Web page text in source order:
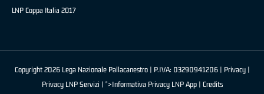
LNP Coppa Italia 2017
Copyright 2026 Lega Nazionale Pallacanestro | P.IVA: 03290941206 | Privacy|
Privacy LNP Servizi | ">Informativa Privacy LNP App | Credits